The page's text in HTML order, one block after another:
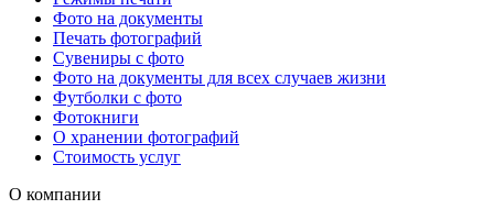
Фото на документы
Печать фотографий
Сувениры с фото
Фото на документы для всех случаев жизни
Футболки с фото
Фотокниги
О хранении фотографий
Стоимость услуг
О компании